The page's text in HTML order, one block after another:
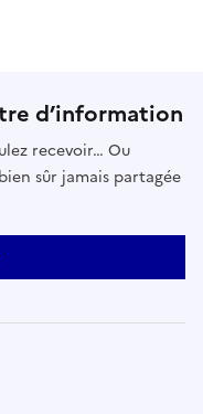
d’information
recevoir… Ou
sûr jamais partagée